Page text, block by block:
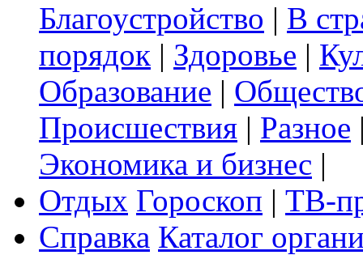
Благоустройство | В
порядок | Здоровье |
Образование |
Происшествия | Разное
Экономика и бизнес |
Отдых Гороскоп | ТВ-
Справка Каталог